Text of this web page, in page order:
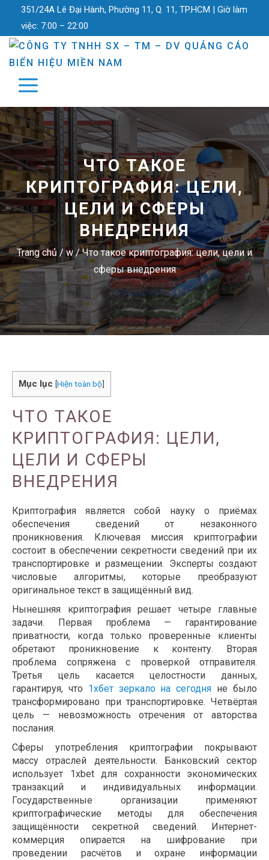
351/24A Lê Đại Hành, Phường 11, Q. 11, TP.HCM | Giờ làm
việc: 7:00 – 22:00
ЧТО ТАКОЕ
КРИПТОГРАФИЯ: ЦЕЛИ,
ЦЕЛИ И СФЕРЫ
ВНЕДРЕНИЯ
Trang chủ /w/Что такое криптография: цели, цели и
сферы внедрения
Mục lục [Hiện toàn bộ]
ЧТО ТАКОЕ
КРИПТОГРАФИЯ: ЦЕЛИ,
ЦЕЛИ И СФЕРЫ
ВНЕДРЕНИЯ
Криптография является собой науку о приёмах
обеспечения сведений от незаконного
проникновения. Ключевая миссия криптографии
состоит в обеспечении секретности сведений при их
транспортировке и размещении. Эксперты создают
числовые алгоритмы, которые преобразуют
оригинальное текст в защищённый вид.
Нынешняя криптография решает четыре главные
задачи. Первая проблема — гарантирование
приватности, когда только проверенные клиенты
обретают проникновение к контенту. Вторая
проблема сопряжена с проверкой отправителя.
Третья цель касается целостности данных,
гарантируя, что 1хбет зеркало на сегодня не было
трансформировано при транспортировке. Четвёртая
цель — невозможность отречения от авторства
послания.
Сферы употребления криптографии покрывают
массу отраслей деятельности. Банковский сектор
использует 1xbet для сохранности экономических
транзакций и индивидуальных информации.
Государственные организации применяют
криптографические методы для обеспечения
защищённости секретной сведений. Интернет-
коммерция опирается на шифрование при
проведении расчётов и охране информации